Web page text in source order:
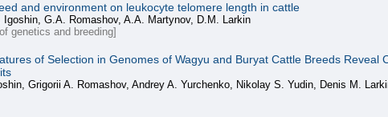
and environment on leukocyte telomere length in cattle
Igoshin, G.A. Romashov, A.A. Martynov, D.M. Larkin
genetics and breeding]
of Selection in Genomes of Wagyu and Buryat Cattle Breeds
Grigorii A. Romashov, Andrey A. Yurchenko, Nikolay S. Yudin, Denis M.